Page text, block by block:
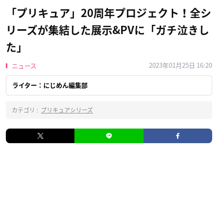
「プリキュア」20周年プロジェクト！全シ
リーズが集結した展示&PVに「ガチ泣きし
た」
ニュース 2023年01月25日 16:20
ライター：にじめん編集部
カテゴリ : プリキュアシリーズ